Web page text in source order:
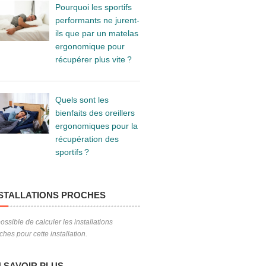
Pourquoi les sportifs
performants ne jurent-
ils que par un matelas
ergonomique pour
récupérer plus vite ?
Quels sont les
bienfaits des oreillers
ergonomiques pour la
récupération des
sportifs ?
PROCHES
de calculer les installations
pour cette installation.